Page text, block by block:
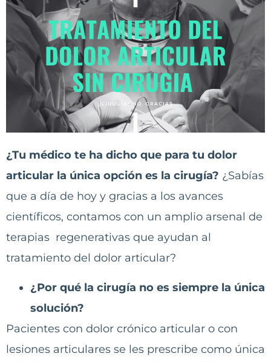
¿Tu médico te ha dicho que para tu dolor
articular la única opción es la cirugía? ¿Sabías
que a día de hoy y gracias a los avances
científicos, contamos con un amplio arsenal de
terapias regenerativas que ayudan al
tratamiento del dolor articular?
¿Por qué la cirugía no es siempre la única
solución?
Pacientes con dolor crónico articular o con
lesiones articulares se les prescribe como única